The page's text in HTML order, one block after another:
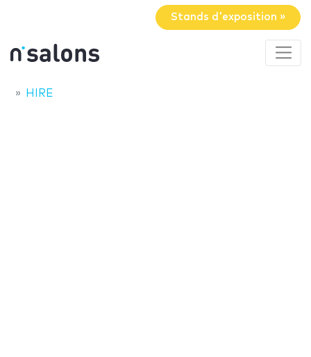
Stands d'exposition »
HIRE